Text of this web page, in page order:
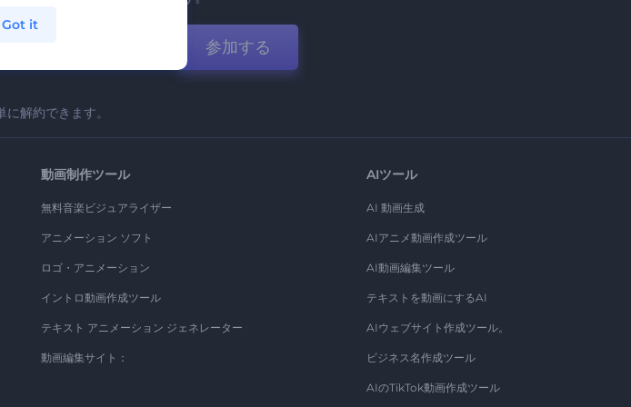
参加する
に解約できます。
動画制作ツール
無料音楽ビジュアライザー
アニメーション ソフト
ロゴ・アニメーション
イントロ動画作成ツール
テキスト アニメーション ジェネレーター
動画編集サイト：
AIツール
AI 動画生成
AIアニメ動画作成ツール
AI動画編集ツール
テキストを動画にするAI
AIウェブサイト作成ツール。
ビジネス名作成ツール
AIのTikTok動画作成ツール
Got it